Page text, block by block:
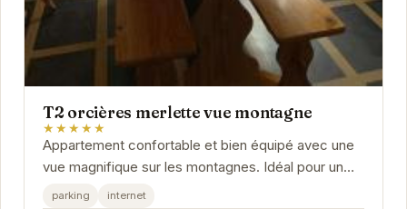
T2 orcières merlette vue montagne
★★★★★
Appartement confortable et bien équipé avec une
vue magnifique sur les montagnes. Idéal pour un
séjour relaxant à Orcières.
parking internet